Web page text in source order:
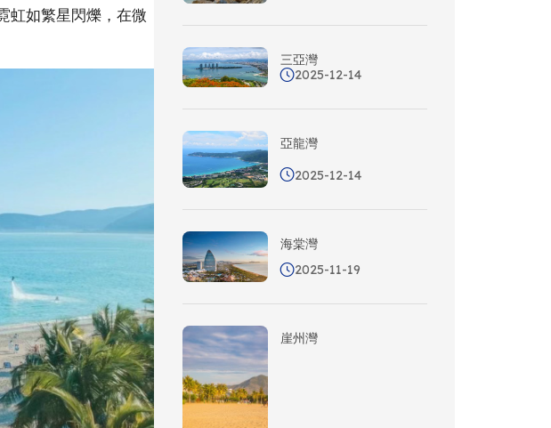
虹如繁星閃爍，在微
三亞灣
2025-12-14
亞龍灣
2025-12-14
海棠灣
2025-11-19
崖州灣